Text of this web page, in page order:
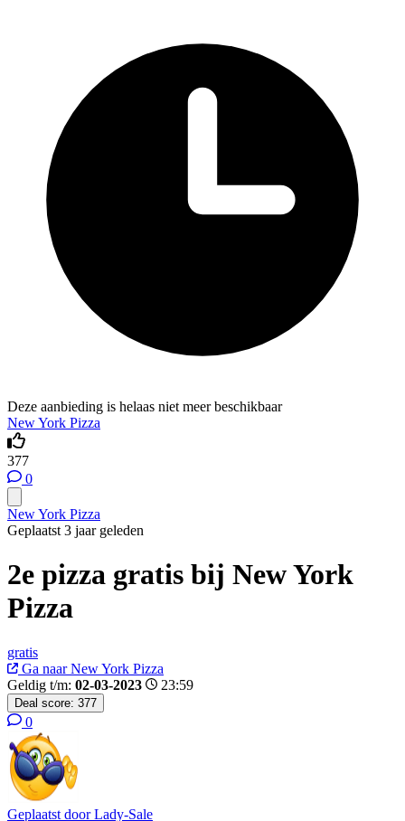
Deze aanbieding is helaas niet meer beschikbaar
New York Pizza
377
0
New York Pizza
Geplaatst 3 jaar geleden
2e pizza gratis bij New York
Pizza
gratis
Ga naar New York Pizza
Geldig t/m: 02-03-2023 23:59
Deal score: 377
0
Geplaatst doorLady-Sale